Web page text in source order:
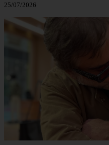
25/07/2026